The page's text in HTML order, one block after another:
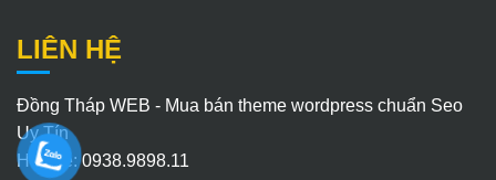
LIÊN HỆ
Đồng Tháp WEB - Mua bán theme wordpress chuẩn Seo
Uy Tín
Hotline: 0938.9898.11